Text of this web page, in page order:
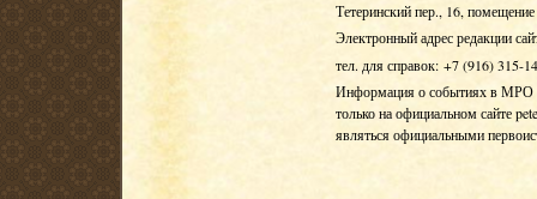
Тетеринский пер., 16,
Электронный адрес редакции
тел. для справок: +7 (916) 315-
Информация о событиях в МРО
только на официальном сайте
являться официальными